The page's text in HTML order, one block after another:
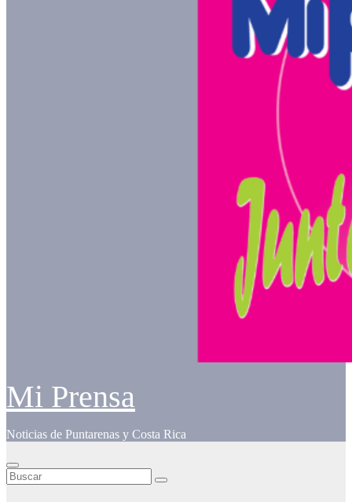
Mi Prensa
Noticias de Puntarenas y Costa Rica